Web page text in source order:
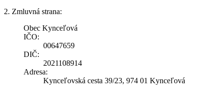
2. Zmluvná strana:
Obec Kynceľová
IČO:
00647659
DIČ:
2021108914
Adresa:
Kynceľovská cesta 39/23, 974 01 Kynceľová